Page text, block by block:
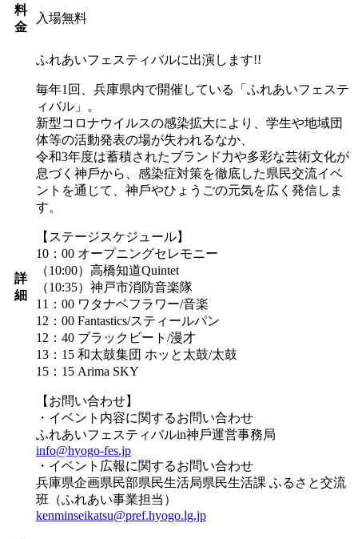
料
金
入場無料
詳
細
ふれあいフェスティバルに出演します!!
毎年1回、兵庫県内で開催している「ふれあいフェステ
ィバル」。
新型コロナウイルスの感染拡⼤により、学⽣や地域団
体等の活動発表の場が失われるなか、
令和3年度は蓄積されたブランド⼒や多彩な芸術⽂化が
息づく神⼾から、感染症対策を徹底した県⺠交流イベ
ントを通じて、神⼾やひょうごの元気を広く発信しま
す。
【ステージスケジュール】
10：00 オープニングセレモニー
（10:00）高橋知道Quintet
（10:35）神戸市消防音楽隊
11：00 ワタナベフラワー/音楽
12：00 Fantastics/スティールパン
12：40 ブラックビート/漫才
13：15 和太鼓集団 ホッと太鼓/太鼓
15：15 Arima SKY
【お問い合わせ】
・イベント内容に関するお問い合わせ
ふれあいフェスティバルin神⼾運営事務局
info@hyogo-fes.jp
・イベント広報に関するお問い合わせ
兵庫県企画県⺠部県⺠⽣活局県⺠⽣活課 ふるさと交流
班（ふれあい事業担当）
kenminseikatsu@pref.hyogo.lg.jp